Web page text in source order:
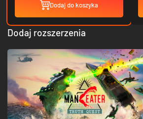
Dodaj do koszyka
Dodaj rozszerzenia